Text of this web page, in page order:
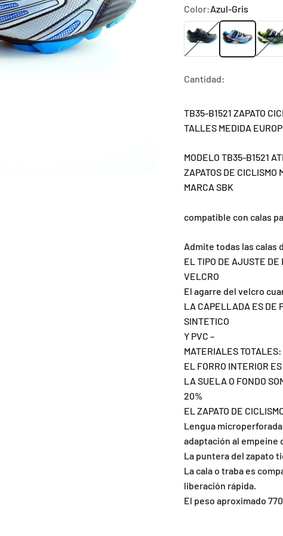
Color:Azul-Gris
Negro
Azul-Gris
Cantidad:
TB35-B1521 ZAPATO
TALLES MEDIDA
MODELO TB35-B1521
ZAPATOS DE CICLISMO
MARCA SBK
compatible con calas
Admite todas las calas
EL TIPO DE AJUSTE DE
VELCRO
El agarre del velcro
LA CAPELLADA ES DE
SINTETICO
Y PVC –
MATERIALES
EL FORRO INTERIOR
LA SUELA O FONDO
20%
EL ZAPATO DE
Lengua
adaptación al empeine
La puntera del zapato
La cala o traba es
liberación rápida.
El peso aproximado